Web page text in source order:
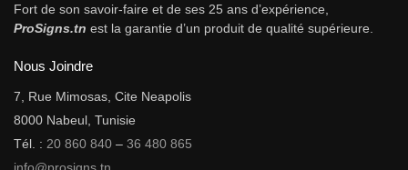
Fort de son savoir-faire et de ses 25 ans d’expérience,
ProSigns.tn est la garantie d’un produit de qualité supérieure.
Nous Joindre
7, Rue Mimosas, Cite Neapolis
8000 Nabeul, Tunisie
Tél. : 20 860 840 – 36 480 865